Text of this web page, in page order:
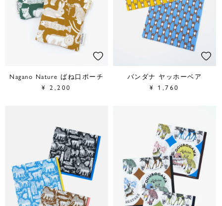
Nagano Nature ばね口ポーチ
¥ 2,200
バンダナ ヤッホーベア
¥ 1,760